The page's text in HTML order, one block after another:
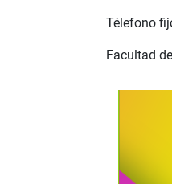
Télefono
Facultad